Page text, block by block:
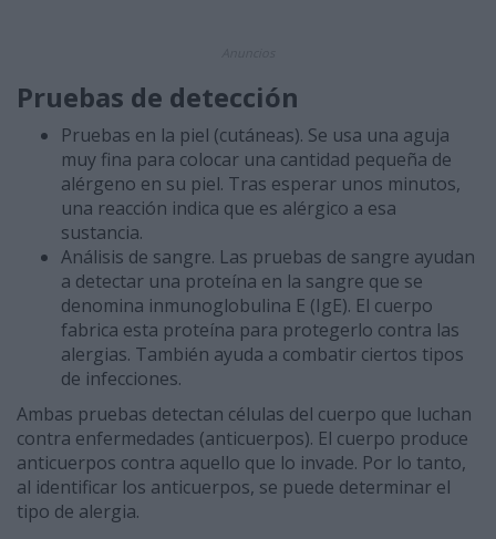
Pruebas de detección
Pruebas en la piel (cutáneas). Se usa una aguja
muy fina para colocar una cantidad pequeña de
alérgeno en su piel. Tras esperar unos minutos,
una reacción indica que es alérgico a esa
sustancia.
Análisis de sangre. Las pruebas de sangre ayudan
a detectar una proteína en la sangre que se
denomina inmunoglobulina E (IgE). El cuerpo
fabrica esta proteína para protegerlo contra las
alergias. También ayuda a combatir ciertos tipos
de infecciones.
Ambas pruebas detectan células del cuerpo que luchan
contra enfermedades (anticuerpos). El cuerpo produce
anticuerpos contra aquello que lo invade. Por lo tanto,
al identificar los anticuerpos, se puede determinar el
tipo de alergia.